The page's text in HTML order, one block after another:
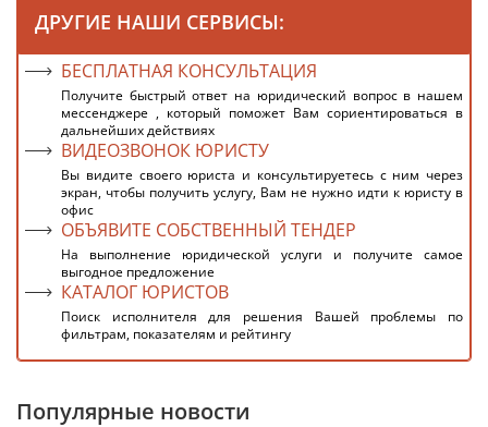
ДРУГИЕ НАШИ СЕРВИСЫ:
БЕСПЛАТНАЯ КОНСУЛЬТАЦИЯ
Получите быстрый ответ на юридический вопрос в нашем
мессенджере , который поможет Вам сориентироваться в
дальнейших действиях
ВИДЕОЗВОНОК ЮРИСТУ
Вы видите своего юриста и консультируетесь с ним через
экран, чтобы получить услугу, Вам не нужно идти к юристу в
офис
ОБЪЯВИТЕ СОБСТВЕННЫЙ ТЕНДЕР
На выполнение юридической услуги и получите самое
выгодное предложение
КАТАЛОГ ЮРИСТОВ
Поиск исполнителя для решения Вашей проблемы по
фильтрам, показателям и рейтингу
Популярные новости